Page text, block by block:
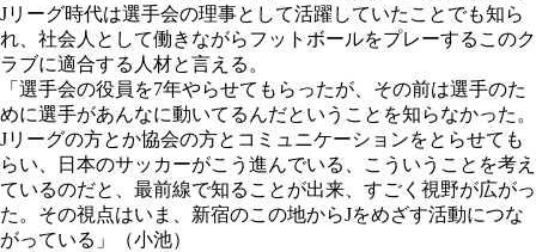
Jリーグ時代は選手会の理事として活躍していたことでも知ら
れ、社会人として働きながらフットボールをプレーするこのク
ラブに適合する人材と言える。
「選手会の役員を7年やらせてもらったが、その前は選手のた
めに選手があんなに動いてるんだということを知らなかった。
Jリーグの方とか協会の方とコミュニケーションをとらせても
らい、日本のサッカーがこう進んでいる、こういうことを考え
ているのだと、最前線で知ることが出来、すごく視野が広がっ
た。その視点はいま、新宿のこの地からJをめざす活動につな
がっている」（小池）